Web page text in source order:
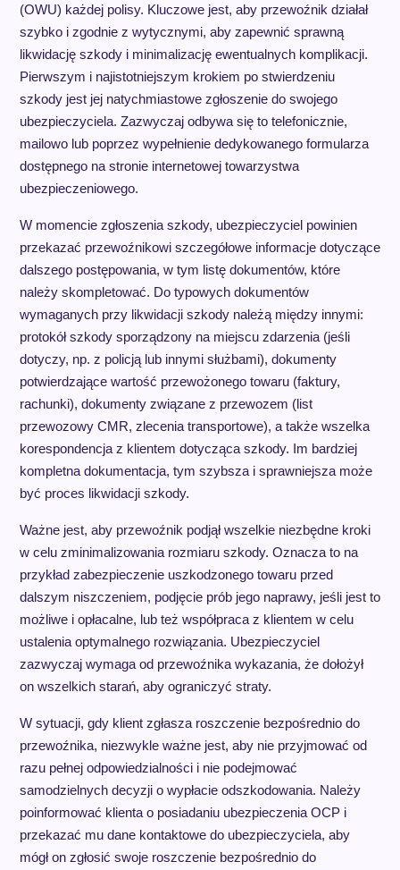
(OWU) każdej polisy. Kluczowe jest, aby przewoźnik działał
szybko i zgodnie z wytycznymi, aby zapewnić sprawną
likwidację szkody i minimalizację ewentualnych komplikacji.
Pierwszym i najistotniejszym krokiem po stwierdzeniu
szkody jest jej natychmiastowe zgłoszenie do swojego
ubezpieczyciela. Zazwyczaj odbywa się to telefonicznie,
mailowo lub poprzez wypełnienie dedykowanego formularza
dostępnego na stronie internetowej towarzystwa
ubezpieczeniowego.
W momencie zgłoszenia szkody, ubezpieczyciel powinien
przekazać przewoźnikowi szczegółowe informacje dotyczące
dalszego postępowania, w tym listę dokumentów, które
należy skompletować. Do typowych dokumentów
wymaganych przy likwidacji szkody należą między innymi:
protokół szkody sporządzony na miejscu zdarzenia (jeśli
dotyczy, np. z policją lub innymi służbami), dokumenty
potwierdzające wartość przewożonego towaru (faktury,
rachunki), dokumenty związane z przewozem (list
przewozowy CMR, zlecenia transportowe), a także wszelka
korespondencja z klientem dotycząca szkody. Im bardziej
kompletna dokumentacja, tym szybsza i sprawniejsza może
być proces likwidacji szkody.
Ważne jest, aby przewoźnik podjął wszelkie niezbędne kroki
w celu zminimalizowania rozmiaru szkody. Oznacza to na
przykład zabezpieczenie uszkodzonego towaru przed
dalszym niszczeniem, podjęcie prób jego naprawy, jeśli jest to
możliwe i opłacalne, lub też współpraca z klientem w celu
ustalenia optymalnego rozwiązania. Ubezpieczyciel
zazwyczaj wymaga od przewoźnika wykazania, że dołożył
on wszelkich starań, aby ograniczyć straty.
W sytuacji, gdy klient zgłasza roszczenie bezpośrednio do
przewoźnika, niezwykle ważne jest, aby nie przyjmować od
razu pełnej odpowiedzialności i nie podejmować
samodzielnych decyzji o wypłacie odszkodowania. Należy
poinformować klienta o posiadaniu ubezpieczenia OCP i
przekazać mu dane kontaktowe do ubezpieczyciela, aby
mógł on zgłosić swoje roszczenie bezpośrednio do